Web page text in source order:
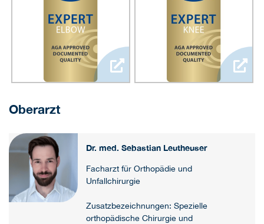
Oberarzt
Dr. med. Sebastian Leutheuser
Facharzt für Orthopädie und
Unfallchirurgie
Zusatzbezeichnungen: Spezielle
orthopädische Chirurgie und